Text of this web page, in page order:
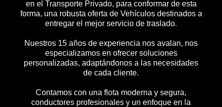
en el Transporte Privado, para conformar de esta
forma, una robusta oferta de Vehículos destinados a
entregar el mejor servicio de traslado.
Nuestros 15 años de experiencia nos avalan, nos
especializamos en ofrecer soluciones
personalizadas, adaptándonos a las necesidades
de cada cliente.
Contamos con una flota moderna y segura,
conductores profesionales y un enfoque en la